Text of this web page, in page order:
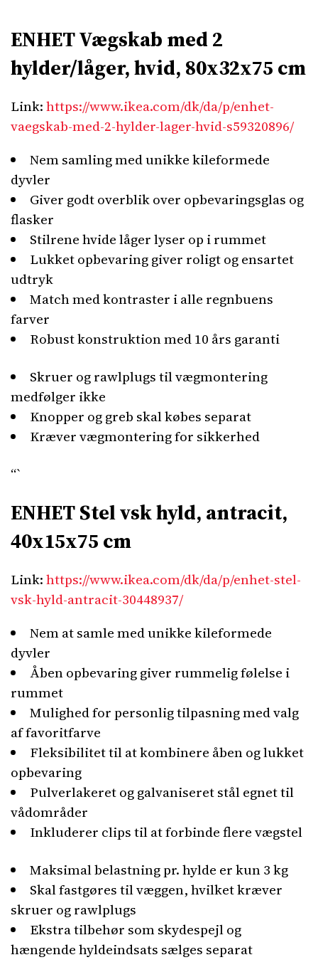
ENHET Vægskab med 2
hylder/låger, hvid, 80x32x75 cm
Link:https://www.ikea.com/dk/da/p/enhet-
vaegskab-med-2-hylder-lager-hvid-s59320896/
Nem samling med unikke kileformede
dyvler
Giver godt overblik over opbevaringsglas og
flasker
Stilrene hvide låger lyser op i rummet
Lukket opbevaring giver roligt og ensartet
udtryk
Match med kontraster i alle regnbuens
farver
Robust konstruktion med 10 års garanti
Skruer og rawlplugs til vægmontering
medfølger ikke
Knopper og greb skal købes separat
Kræver vægmontering for sikkerhed
“`
ENHET Stel vsk hyld, antracit,
40x15x75 cm
Link:https://www.ikea.com/dk/da/p/enhet-stel-
vsk-hyld-antracit-30448937/
Nem at samle med unikke kileformede
dyvler
Åben opbevaring giver rummelig følelse i
rummet
Mulighed for personlig tilpasning med valg
af favoritfarve
Fleksibilitet til at kombinere åben og lukket
opbevaring
Pulverlakeret og galvaniseret stål egnet til
vådområder
Inkluderer clips til at forbinde flere vægstel
Maksimal belastning pr. hylde er kun 3 kg
Skal fastgøres til væggen, hvilket kræver
skruer og rawlplugs
Ekstra tilbehør som skydespejl og
hængende hyldeindsats sælges separat